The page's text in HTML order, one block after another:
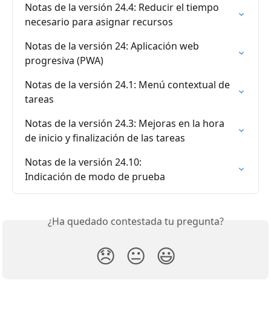
Notas de la versión 24.4: Reducir el tiempo
necesario para asignar recursos
Notas de la versión 24: Aplicación web
progresiva (PWA)
Notas de la versión 24.1: Menú contextual de
tareas
Notas de la versión 24.3: Mejoras en la hora
de inicio y finalización de las tareas
Notas de la versión 24.10:
Indicación de modo de prueba
¿Ha quedado contestada tu pregunta?
😞 😐 😃